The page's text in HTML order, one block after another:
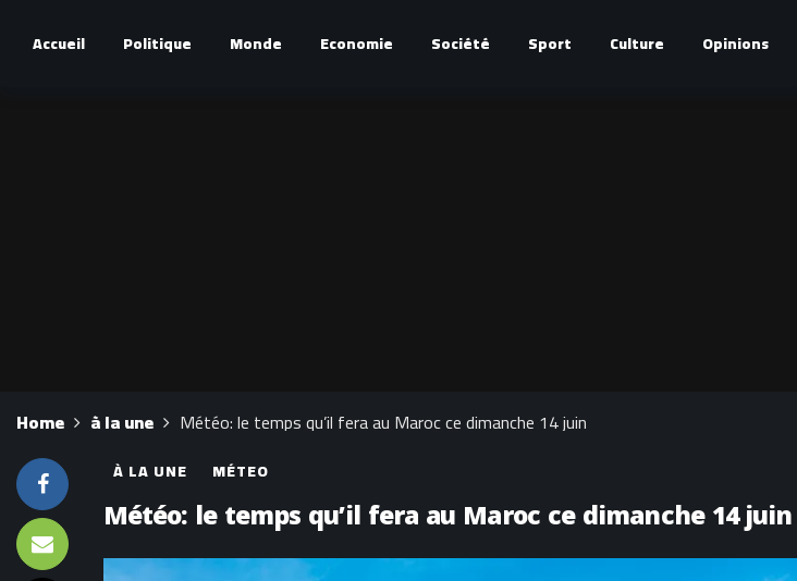
Accueil Politique Monde Economie Société Sport Culture Opinions
Home à la une Météo: le temps qu’il fera au Maroc ce dimanche 14 juin
À LA UNE MÉTEO
Météo: le temps qu’il fera au Maroc ce dimanche 14 juin